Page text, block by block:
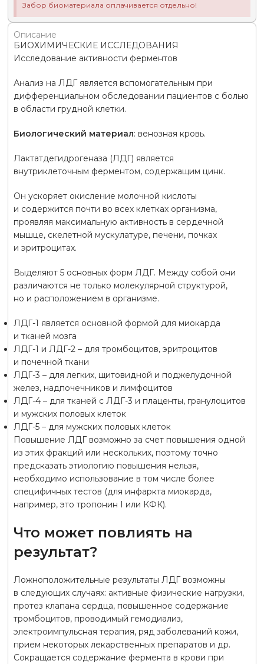
Забор биоматериала оплачивается отдельно!
Описание
БИОХИМИЧЕСКИЕ ИССЛЕДОВАНИЯ
Исследование активности ферментов
Анализ на ЛДГ является вспомогательным при
дифференциальном обследовании пациентов с болью
в области грудной клетки.
Биологический материал: венозная кровь.
Лактатдегидрогеназа (ЛДГ) является
внутриклеточным ферментом, содержащим цинк.
Он ускоряет окисление молочной кислоты
и содержится почти во всех клетках организма,
проявляя максимальную активность в сердечной
мышце, скелетной мускулатуре, печени, почках
и эритроцитах.
Выделяют 5 основных форм ЛДГ. Между собой они
различаются не только молекулярной структурой,
но и расположением в организме.
ЛДГ-1 является основной формой для миокарда
и тканей мозга
ЛДГ-1 и ЛДГ-2 – для тромбоцитов, эритроцитов
и почечной ткани
ЛДГ-3 – для легких, щитовидной и поджелудочной
желез, надпочечников и лимфоцитов
ЛДГ-4 – для тканей с ЛДГ-3 и плаценты, гранулоцитов
и мужских половых клеток
ЛДГ-5 – для мужских половых клеток
Повышение ЛДГ возможно за счет повышения одной
из этих фракций или нескольких, поэтому точно
предсказать этиологию повышения нельзя,
необходимо использование в том числе более
специфичных тестов (для инфаркта миокарда,
например, это тропонин I или КФК).
Что может повлиять на
результат?
Ложноположительные результаты ЛДГ возможны
в следующих случаях: активные физические нагрузки,
протез клапана сердца, повышенное содержание
тромбоцитов, проводимый гемодиализ,
электроимпульсная терапия, ряд заболеваний кожи,
прием некоторых лекарственных препаратов и др.
Сокращается содержание фермента в крови при